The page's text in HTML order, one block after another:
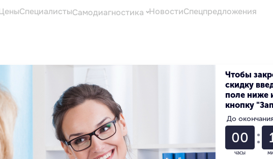
СпециалистыСамодиагностика НовостиСпецпредложения
в Екатеринбурге
и мочевого пузыря
Чтобы
скидку
поле ниже
кнопку
До
00
часы